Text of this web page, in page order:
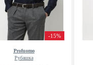
-15%
Profuomo
Рубашка